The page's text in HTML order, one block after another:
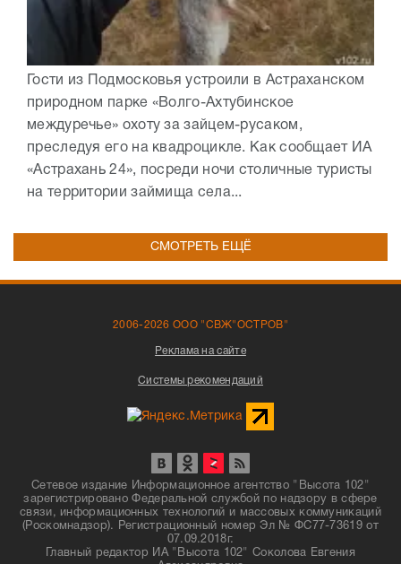
Гости из Подмосковья устроили в Астраханском
природном парке «Волго-Ахтубинское
междуречье» охоту за зайцем-русаком,
преследуя его на квадроцикле. Как сообщает ИА
«Астрахань 24», посреди ночи столичные туристы
на территории займища села...
СМОТРЕТЬ ЕЩЁ
2006-2026 ООО "СВЖ"ОСТРОВ"
Реклама на сайте
Системы рекомендаций
Сетевое издание Информационное агентство "Высота 102"
зарегистрировано Федеральной службой по надзору в сфере
связи, информационных технологий и массовых коммуникаций
(Роскомнадзор). Регистрационный номер Эл № ФС77-73619 от
07.09.2018г.
Главный редактор ИА "Высота 102" Соколова Евгения